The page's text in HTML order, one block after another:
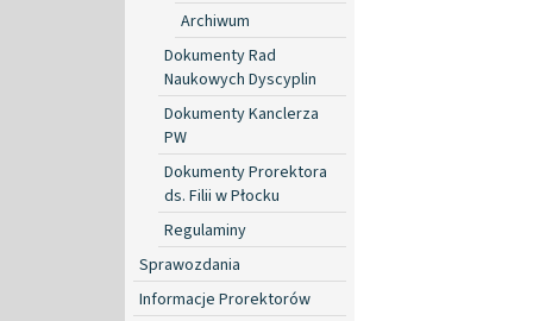
Archiwum
Dokumenty Rad
Naukowych Dyscyplin
Dokumenty Kanclerza
PW
Dokumenty Prorektora
ds. Filii w Płocku
Regulaminy
Sprawozdania
Informacje Prorektorów